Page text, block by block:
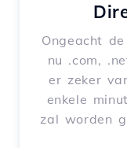
Ongeacht
nu .com,
er zeker
enkele
zal worden